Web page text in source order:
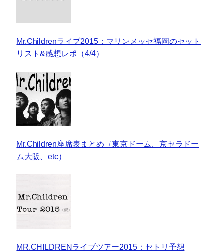
Mr.Childrenライブ2015：マリンメッセ福岡のセット
リスト&感想レポ（4/4）
Mr.Children座席表まとめ（東京ドーム、京セラドー
ム大阪、etc）
MR.CHILDRENライブツアー2015：セトリ予想